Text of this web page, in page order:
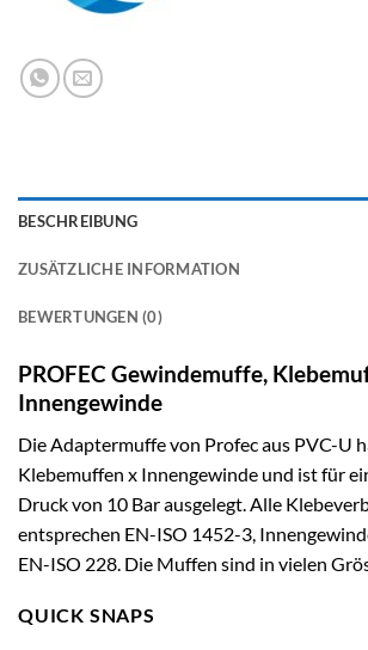
BESCHREIBUNG
ZUSÄTZLICHE INFORMATION
BEWERTUNGEN (0)
PROFEC Gewindemuffe,
Innengewinde
Die Adaptermuffe von Profec aus PVC-U
Klebemuffen x Innengewinde und ist für
Druck von 10 Bar ausgelegt. Alle
entsprechen EN-ISO 1452-3,
EN-ISO 228. Die Muffen sind in vielen
QUICK SNAPS